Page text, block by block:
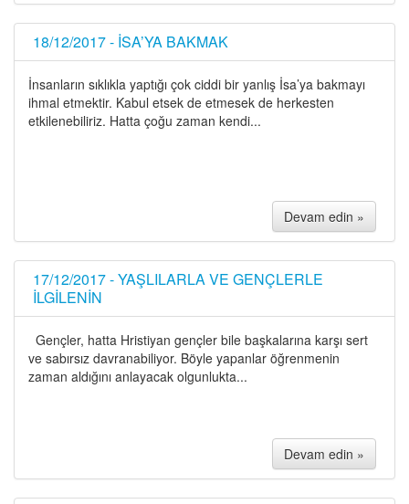
18/12/2017 - İSA’YA BAKMAK
İnsanların sıklıkla yaptığı çok ciddi bir yanlış İsa’ya bakmayı
ihmal etmektir. Kabul etsek de etmesek de herkesten
etkilenebiliriz. Hatta çoğu zaman kendi...
Devam edin »
17/12/2017 - YAŞLILARLA VE GENÇLERLE
İLGİLENİN
Gençler, hatta Hristiyan gençler bile başkalarına karşı sert
ve sabırsız davranabiliyor. Böyle yapanlar öğrenmenin
zaman aldığını anlayacak olgunlukta...
Devam edin »